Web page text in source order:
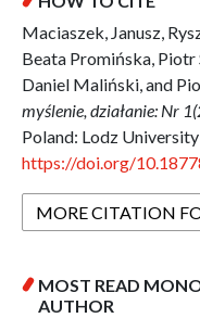
Maciaszek, Janusz,
Beata Promińska, Piotr
Daniel Maliński, and
myślenie, działanie: Nr
Poland: Lodz University
https://doi.org/
MORE CITATION
MOST READ
AUTHOR